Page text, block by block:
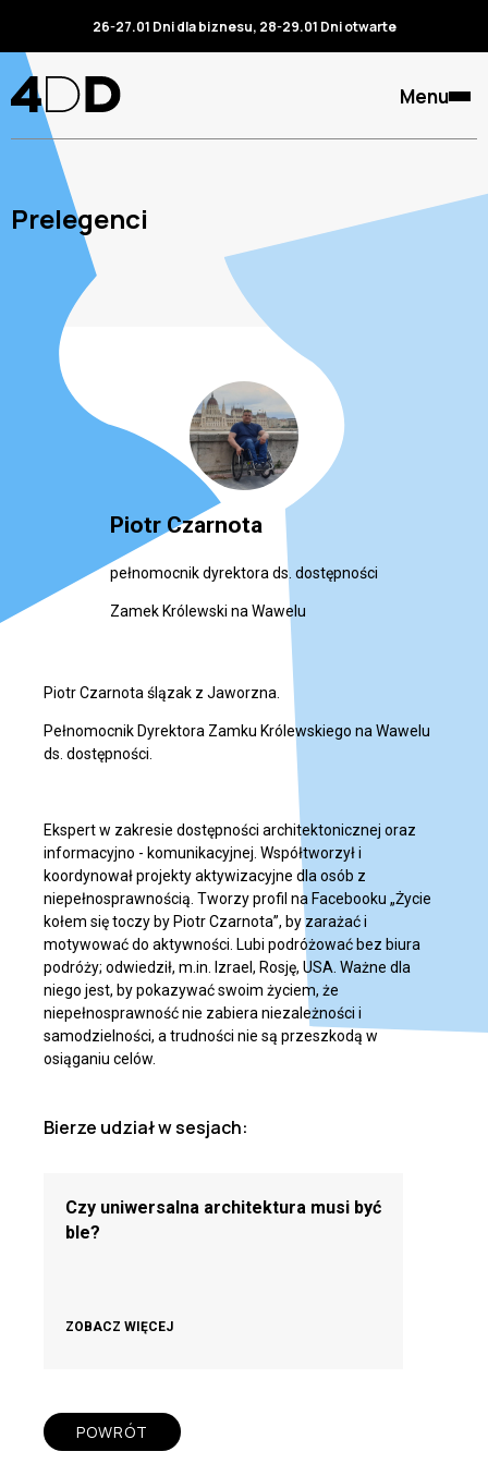
26-27.01 Dni dla biznesu, 28-29.01 Dni otwarte
Menu
Prelegenci
Piotr Czarnota
pełnomocnik dyrektora ds. dostępności
Zamek Królewski na Wawelu
Piotr Czarnota ślązak z Jaworzna.
Pełnomocnik Dyrektora Zamku Królewskiego na Wawelu
ds. dostępności.
Ekspert w zakresie dostępności architektonicznej oraz
informacyjno - komunikacyjnej. Współtworzył i
koordynował projekty aktywizacyjne dla osób z
niepełnosprawnością. Tworzy profil na Facebooku „Życie
kołem się toczy by Piotr Czarnota”, by zarażać i
motywować do aktywności. Lubi podróżować bez biura
podróży; odwiedził, m.in. Izrael, Rosję, USA. Ważne dla
niego jest, by pokazywać swoim życiem, że
niepełnosprawność nie zabiera niezależności i
samodzielności, a trudności nie są przeszkodą w
osiąganiu celów.
Bierze udział w sesjach:
Czy uniwersalna architektura musi być
ble?
ZOBACZ WIĘCEJ
POWRÓT